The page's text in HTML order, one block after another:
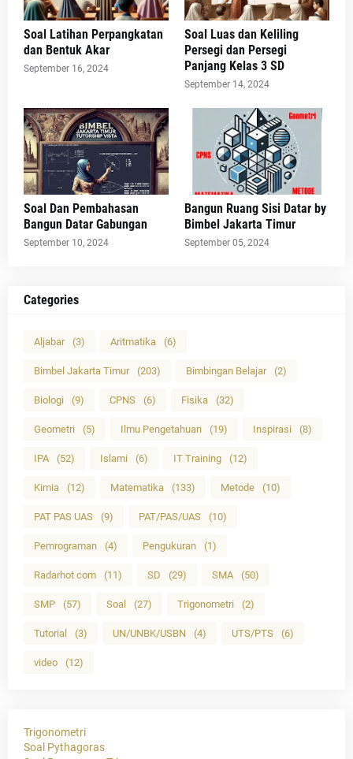
Soal Latihan Perpangkatan
dan Bentuk Akar
September 16, 2024
Soal Luas dan Keliling
Persegi dan Persegi
Panjang Kelas 3 SD
September 14, 2024
Soal Dan Pembahasan
Bangun Datar Gabungan
September 10, 2024
Bangun Ruang Sisi Datar by
Bimbel Jakarta Timur
September 05, 2024
Categories
Aljabar (3) Aritmatika (6)
Bimbel Jakarta Timur (203) Bimbingan Belajar (2)
Biologi (9) CPNS (6) Fisika (32)
Geometri (5) Ilmu Pengetahuan (19) Inspirasi (8)
IPA (52) Islami (6) IT Training (12)
Kimia (12) Matematika (133) Metode (10)
PAT PAS UAS (9) PAT/PAS/UAS (10)
Pemrograman (4) Pengukuran (1)
Radarhot com (11) SD (29) SMA (50)
SMP (57) Soal (27) Trigonometri (2)
Tutorial (3) UN/UNBK/USBN (4) UTS/PTS (6)
video (12)
Trigonometri
Soal Pythagoras